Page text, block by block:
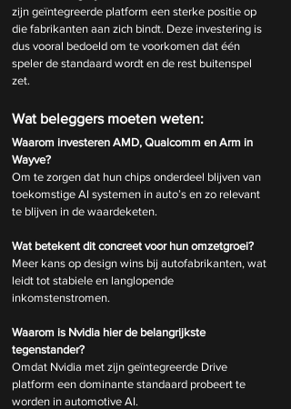
zijn geïntegreerde platform een sterke positie op
die fabrikanten aan zich bindt. Deze investering is
dus vooral bedoeld om te voorkomen dat één
speler de standaard wordt en de rest buitenspel
zet.
Wat beleggers moeten weten:
Waarom investeren AMD, Qualcomm en Arm in
Wayve?
Om te zorgen dat hun chips onderdeel blijven van
toekomstige AI systemen in auto’s en zo relevant
te blijven in de waardeketen.
Wat betekent dit concreet voor hun omzetgroei?
Meer kans op design wins bij autofabrikanten, wat
leidt tot stabiele en langlopende
inkomstenstromen.
Waarom is Nvidia hier de belangrijkste
tegenstander?
Omdat Nvidia met zijn geïntegreerde Drive
platform een dominante standaard probeert te
worden in automotive AI.